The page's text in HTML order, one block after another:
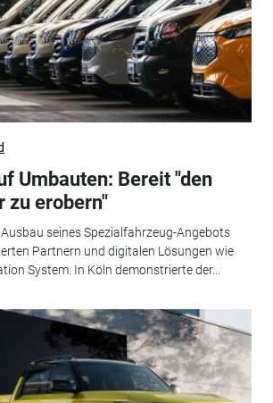
Umbauten: Bereit "den
zu erobern"
seines Spezialfahrzeug-Angebots
Partnern und digitalen Lösungen wie
System. In Köln demonstrierte der...